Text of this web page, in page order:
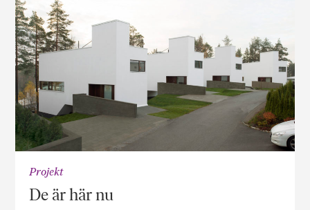
Projekt
De är här nu